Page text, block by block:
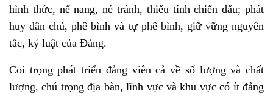
hình thức, nể nang, né tránh, thiếu tính chiến đấu; phát
huy dân chủ, phê bình và tự phê bình, giữ vững nguyên
tắc, kỷ luật của Đảng.
Coi trọng phát triển đảng viên cả về số lượng và chất
lượng, chú trọng địa bàn, lĩnh vực và khu vực có ít đảng